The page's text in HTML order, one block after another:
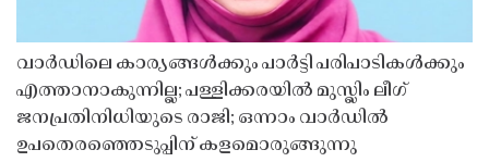
വാർഡിലെ കാര്യങ്ങൾക്കും പാർട്ടി പരിപാടികൾക്കും
എത്താനാകുന്നില്ല; പള്ളിക്കരയിൽ മുസ്ലിം ലീഗ്
ജനപ്രതിനിധിയുടെ രാജി; ഒന്നാം വാർഡിൽ
ഉപതെരഞ്ഞെടുപ്പിന് കളമൊരുങ്ങുന്നു